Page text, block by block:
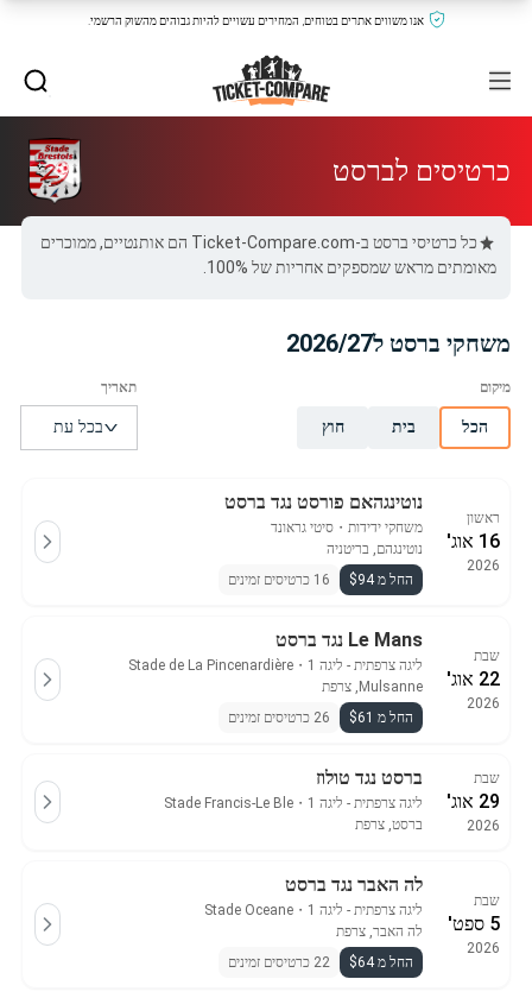
אנו משווים אתרים בטוחים, המחירים עשויים להיות גבוהים מהשוק הרשמי.
כרטיסים לברסט
כל כרטיסי ברסט ב-Ticket-Compare.com הם אותנטיים, ממוכרים
מאומתים מראש שמספקים אחריות של 100%.
משחקי ברסט ל2026/27
הכל בית חוץ
ראשון
16 אוג'
2026
נוטינגהאם פורסט נגד ברסט
משחקי ידידות ・ סיטי גראונד
נוטינגהם, בריטניה
החל מ $94
16 כרטיסים זמינים
שבת
22 אוג'
2026
Le Mans נגד ברסט
ליגה צרפתית - ליגה 1 ・
Stade de La Pincenardière
Mulsanne, צרפת
החל מ $61
26 כרטיסים זמינים
שבת
29 אוג'
2026
ברסט נגד טולוז
ליגה צרפתית - ליגה 1 ・
Stade Francis-Le Ble
ברסט, צרפת
שבת
5 ספט'
2026
לה האבר נגד ברסט
ליגה צרפתית - ליגה 1 ・
Stade Oceane
לה האבר, צרפת
החל מ $64
22 כרטיסים זמינים